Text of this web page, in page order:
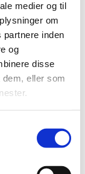
medier og til
om
inden
og
disse
eller som
Holm Jensen
- 30-09-2026
654,00 kr.
1 dag